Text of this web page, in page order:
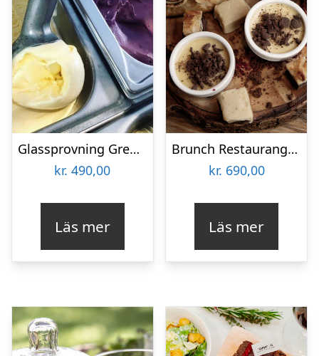
Glassprovning Grenna Glass för två
kr. 490,00
Läs mer
Brunch Restaurang Knut för två
kr. 690,00
Läs mer